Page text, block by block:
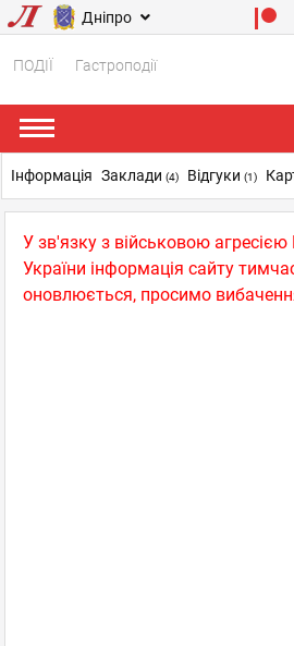
Дніпро
ПОДІЇ Гастроподії
У зв'язку з військовою
України інформація сайту
оновлюється, просимо
Інформація Заклади (4) Відгуки (1)